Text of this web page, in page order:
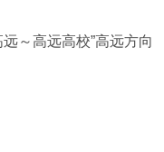
～高远高校”高远方向